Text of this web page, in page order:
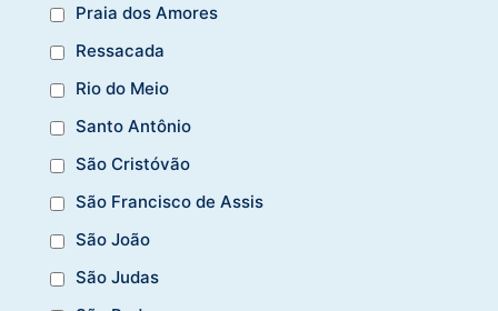
Praia dos Amores
Ressacada
Rio do Meio
Santo Antônio
São Cristóvão
São Francisco de Assis
São João
São Judas